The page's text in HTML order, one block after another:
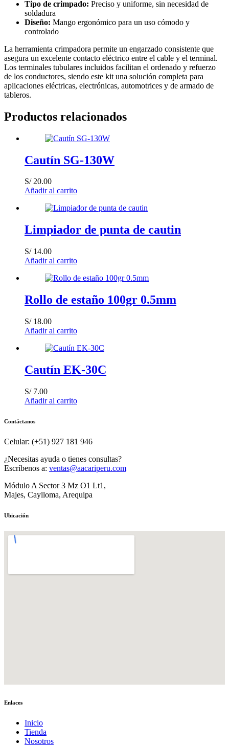
Tipo de crimpado: Preciso y uniforme, sin necesidad de
soldadura
Diseño: Mango ergonómico para un uso cómodo y
controlado
La herramienta crimpadora permite un engarzado consistente que
asegura un excelente contacto eléctrico entre el cable y el terminal.
Los terminales tubulares incluidos facilitan el ordenado y refuerzo
de los conductores, siendo este kit una solución completa para
aplicaciones eléctricas, electrónicas, automotrices y de armado de
tableros.
Productos relacionados
Cautín SG-130W
S/20.00
Añadir al carrito
Limpiador de punta de cautin
S/14.00
Añadir al carrito
Rollo de estaño 100gr 0.5mm
S/18.00
Añadir al carrito
Cautín EK-30C
S/7.00
Añadir al carrito
Contáctanos
Celular: (+51) 927 181 946
¿Necesitas ayuda o tienes consultas?
Escríbenos a: ventas@aacariperu.com
Módulo A Sector 3 Mz O1 Lt1,
Majes, Caylloma, Arequipa
Ubicación
Enlaces
Inicio
Tienda
Nosotros